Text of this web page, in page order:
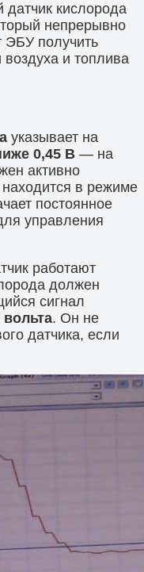
кислорода
непрерывно
ЭБУ получить
и топлива
указывает на
0,45 В — на
активно
находится в режиме
постоянное
управления
работают
должен
сигнал
вольта. Он не
датчика, если